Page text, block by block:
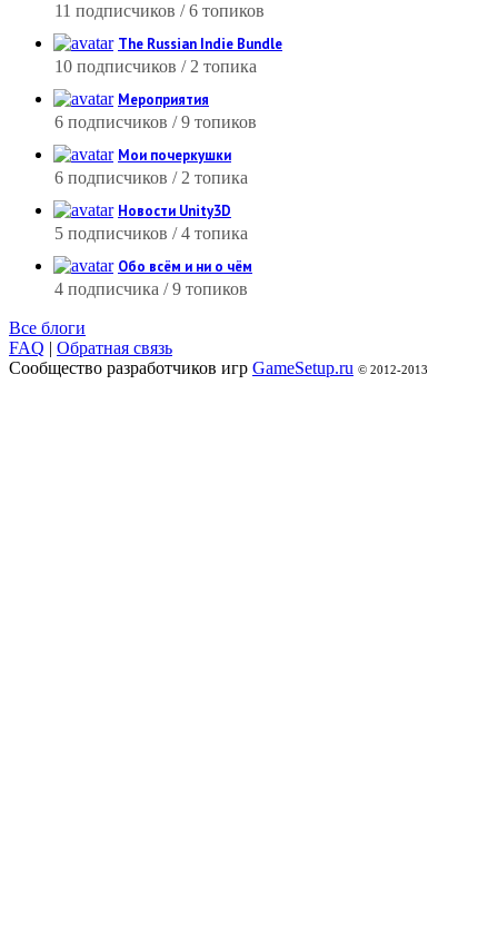
11 подписчиков / 6 топиков
The Russian Indie Bundle
10 подписчиков / 2 топика
Мероприятия
6 подписчиков / 9 топиков
Мои почеркушки
6 подписчиков / 2 топика
Новости Unity3D
5 подписчиков / 4 топика
Обо всём и ни о чём
4 подписчика / 9 топиков
Все блоги
FAQ | Обратная связь
Сообщество разработчиков игр GameSetup.ru © 2012-2013